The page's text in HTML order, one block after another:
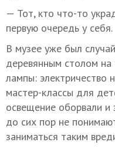
— Тот, кто что-то
первую очередь у себя.
В музее уже был
деревянным столом на
лампы: электричество
мастер-классы для
освещение оборвали и
до сих пор не
заниматься таким